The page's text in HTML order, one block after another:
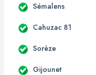
Sémalens
Cahuzac 81
Sorèze
Gijounet